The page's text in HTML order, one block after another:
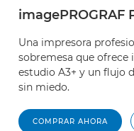
imagePROGRAF
Una impresora
sobremesa que ofrece
estudio A3+ y un flujo
sin miedo.
COMPRAR AHORA